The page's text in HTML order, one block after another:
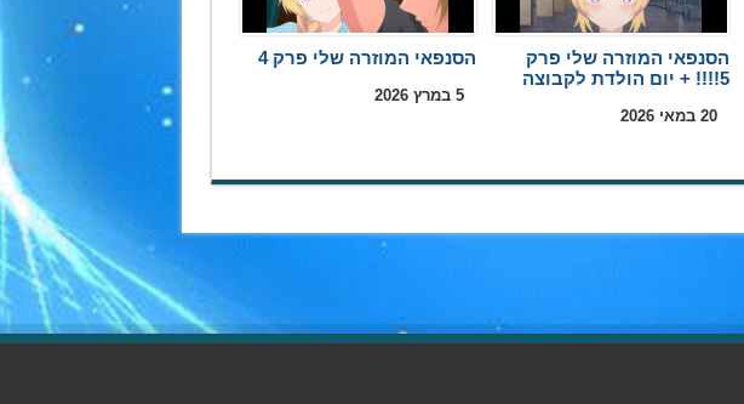
הסנפאי המוזרה שלי פרק
5!!!! + יום הולדת לקבוצה
20 במאי 2026
הסנפאי המוזרה שלי פרק 4
5 במרץ 2026